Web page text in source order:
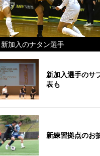
新加入のナタン選手
新加入選手のサ
表も
新練習拠点のお